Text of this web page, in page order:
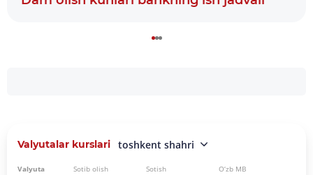
Valyutalar kurslari toshkent shahri
Valyuta Sotib olish Sotish O‘zb MB